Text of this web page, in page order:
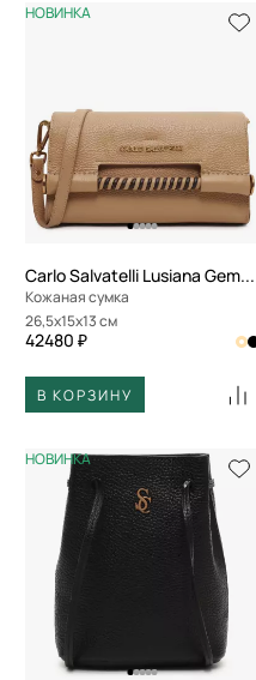
НОВИНКА
Carlo Salvatelli Lusiana Gemma
Кожаная сумка
26,5x15x13 см
42480 ₽
В КОРЗИНУ
НОВИНКА